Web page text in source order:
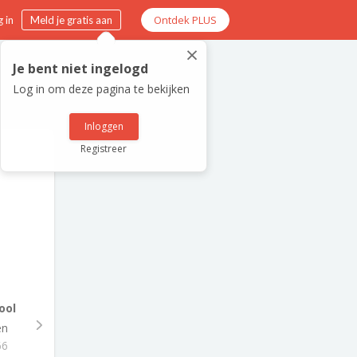
in Meld je gratis aan Ontdek PLUS
×
Je bent niet ingelogd
Log in om deze pagina te bekijken
Inloggen
Registreer